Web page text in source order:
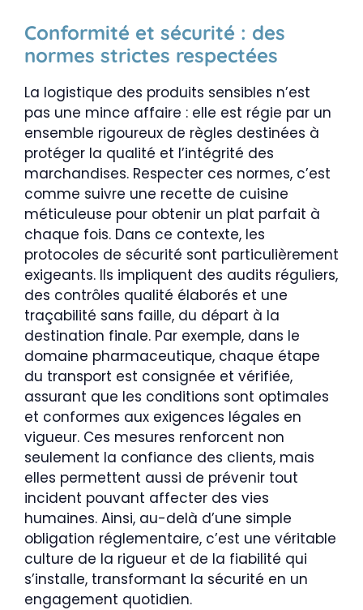
Conformité et sécurité : des
normes strictes respectées
La logistique des produits sensibles n’est
pas une mince affaire : elle est régie par un
ensemble rigoureux de règles destinées à
protéger la qualité et l’intégrité des
marchandises. Respecter ces normes, c’est
comme suivre une recette de cuisine
méticuleuse pour obtenir un plat parfait à
chaque fois. Dans ce contexte, les
protocoles de sécurité sont particulièrement
exigeants. Ils impliquent des audits réguliers,
des contrôles qualité élaborés et une
traçabilité sans faille, du départ à la
destination finale. Par exemple, dans le
domaine pharmaceutique, chaque étape
du transport est consignée et vérifiée,
assurant que les conditions sont optimales
et conformes aux exigences légales en
vigueur. Ces mesures renforcent non
seulement la confiance des clients, mais
elles permettent aussi de prévenir tout
incident pouvant affecter des vies
humaines. Ainsi, au-delà d’une simple
obligation réglementaire, c’est une véritable
culture de la rigueur et de la fiabilité qui
s’installe, transformant la sécurité en un
engagement quotidien.